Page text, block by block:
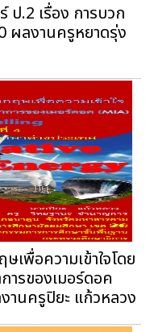
.2 เรื่อง การบวก
ผลงานครูหยาดรุ่ง
เพื่อความเข้าใจโดย
ารของเมอร์ดอค
นครูปิยะ แก้วหลวง